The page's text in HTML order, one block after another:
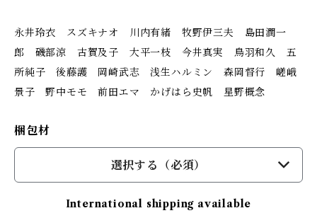
永井玲衣 スズキナオ 川内有緒 牧野伊三夫 島田潤一
郎 磯部涼 古賀及子 大平一枝 今井真実 鳥羽和久 五
所純子 後藤護 岡崎武志 浅生ハルミン 森岡督行 嵯峨
景子 野中モモ 前田エマ かげはら史帆 星野概念
梱包材
選択する（必須）
International shipping available